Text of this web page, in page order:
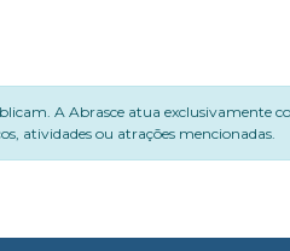
A Abrasce atua exclusivamente
atividades ou atrações mencionadas.